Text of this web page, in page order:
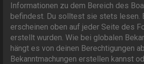
Informationen zu dem Bereich des
befindest. Du solltest sie stets lesen.
erscheinen oben auf jeder Seite des
erstellt wurden. Wie bei globalen
hängt es von deinen Berechtigungen
Bekanntmachungen erstellen kannst